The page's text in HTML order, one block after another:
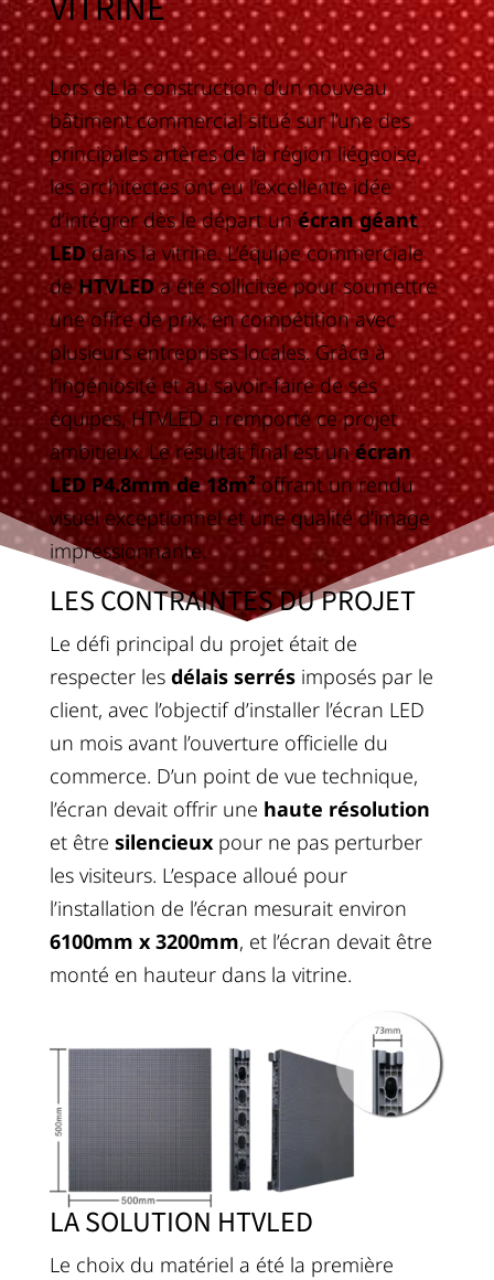
Lors de la construction d’un nouveau
bâtiment commercial situé sur l’une des
principales artères de la région liégeoise,
les architectes ont eu l’excellente idée
d’intégrer dès le départ unécran géant
LED dans la vitrine. L’équipe commerciale
deHTVLEDa été sollicitée pour soumettre
une offre de prix, en compétition avec
plusieurs entreprises locales. Grâce à
l’ingéniosité et au savoir-faire de ses
équipes, HTVLED a remporté ce projet
ambitieux. Le résultat final est un écran
LED P4.8mm de 18m²offrant un rendu
visuel exceptionnel et une qualité d’image
impressionnante.
LES CONTRAINTES DU PROJET
Le défi principal du projet était de
respecter les délais serrésimposés par le
client, avec l’objectif d’installer l’écran LED
un mois avant l’ouverture officielle du
commerce. D’un point de vue technique,
l’écran devait offrir une haute résolution
et être silencieuxpour ne pas perturber
les visiteurs. L’espace alloué pour
l’installation de l’écran mesurait environ
6100mm x 3200mm, et l’écran devait être
monté en hauteur dans la vitrine.
LA SOLUTION HTVLED
Le choix du matériel a été la première